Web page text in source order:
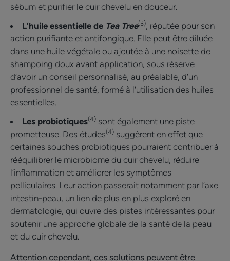
sébum et purifier le cuir chevelu en douceur.
L’huile essentielle de Tea Tree(3), réputée pour son
action purifiante et antifongique. Elle peut être diluée
dans une huile végétale ou ajoutée à une noisette de
shampoing doux avant application, sous réserve
d’avoir un conseil personnalisé, au préalable, d’un
professionnel de santé, formé à l’utilisation des huiles
essentielles.
Les probiotiques(4) sont également une piste
prometteuse. Des études(4) suggèrent en effet que
certaines souches probiotiques pourraient contribuer à
rééquilibrer le microbiome du cuir chevelu, réduire
l’inflammation et améliorer les symptômes
pelliculaires. Leur action passerait notamment par l’axe
intestin-peau, un lien de plus en plus exploré en
dermatologie, qui ouvre des pistes intéressantes pour
soutenir une approche globale de la santé de la peau
et du cuir chevelu.
Attention cependant, ces solutions peuvent être